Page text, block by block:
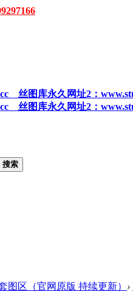
丝图库永久网址2：
丝图库永久网址2：
搜索
图区（官网原版 持续更新） ›